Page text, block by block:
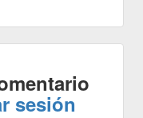
sesión